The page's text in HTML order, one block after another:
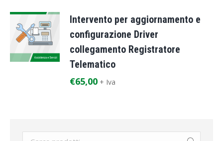
Intervento per aggiornamento e
configurazione Driver
collegamento Registratore
Telematico
€65,00 + Iva